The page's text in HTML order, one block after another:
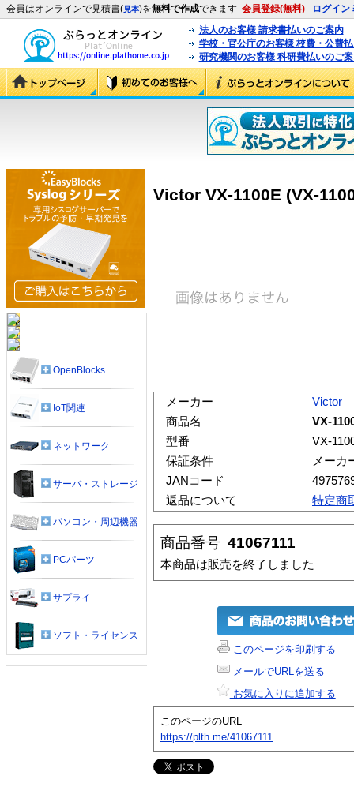
会員はオンラインで見積書(見本)を無料で作成できます 会員登録(無料) ログイン
法人のお客様 請求書払いのご案内
学校・官公庁のお客様 校費・公費
研究機関のお客様 科研費払いのご
Victor VX-1100E (VX-
メーカー
Victor
商品名
VX-
型番
VX-
保証条件
メーカ
JANコード
返品について
特定商
商品番号 41067111
本商品は販売を終了しました
このページを印刷する
メールでURLを送る
お気に入りに追加する
このページのURL
https://plth.me/41067111
OpenBlocks
IoT関連
ネットワーク
サーバ・ストレージ
パソコン・周辺機器
PCパーツ
サプライ
ソフト・ライセンス